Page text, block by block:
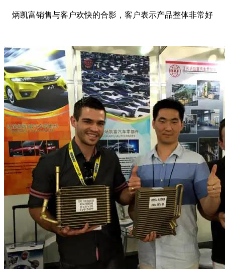
炳凯富销售与客户欢快的合影，客户表示产品整体非常好